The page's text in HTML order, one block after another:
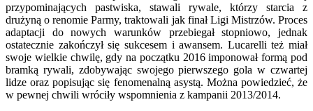
przypominających pastwiska, stawali rywale, którzy starcia z
drużyną o renomie Parmy, traktowali jak finał Ligi Mistrzów. Proces
adaptacji do nowych warunków przebiegał stopniowo, jednak
ostatecznie zakończył się sukcesem i awansem. Lucarelli też miał
swoje wielkie chwilę, gdy na początku 2016 imponował formą pod
bramką rywali, zdobywając swojego pierwszego gola w czwartej
lidze oraz popisując się fenomenalną asystą. Można powiedzieć, że
w pewnej chwili wróciły wspomnienia z kampanii 2013/2014.